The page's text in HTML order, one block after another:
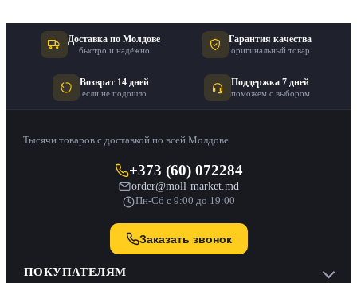
Доставка по Молдове
быстро и надёжно
Гарантия качества
оригинальный товар
Возврат 14 дней
если не подошло
Поддержка 7 дней
поможем с выбором
Тысячи товаров с доставкой по всей Молдове
+373 (60) 072284
order@moll-market.md
Пн-Сб с 9:00 до 19:00
Заказать звонок
ПОКУПАТЕЛЯМ